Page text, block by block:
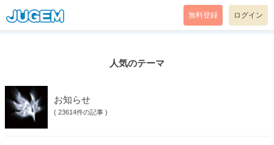
無料登録 ログイン
人気のテーマ
お知らせ
( 23614件の記事 )